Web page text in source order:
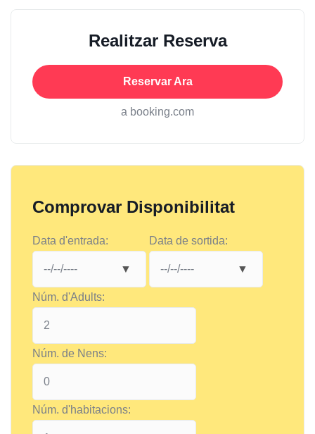
Realitzar Reserva
Reservar Ara
a booking.com
Comprovar Disponibilitat
Data d'entrada: Data de sortida:
Núm. d'Adults:
Núm. de Nens:
Núm. d'habitacions: